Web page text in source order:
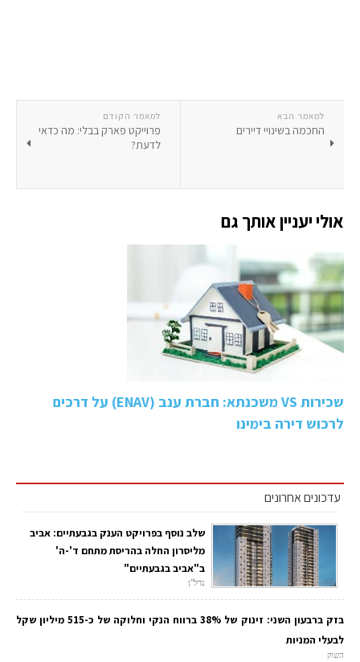
למאמר הקודם
פרוייקט פארק בבלי: מה כדאי
לדעת?
למאמר הבא
החכמה בשינויי דיירים
אולי יעניין אותך גם
שכירות VS משכנתא: חברת ענב (ENAV) על דרכים
לרכוש דירה בימינו
עדכונים אחרונים
שלב נוסף בפרויקט הענק בגבעתיים: אביב
מליסרון החלה בהריסת מתחם ד'-ה'
ב"אביב בגבעתיים"
נדל"ן
בזק ברבעון השני: זינוק של 38% ברווח הנקי וחלוקה של כ-515 מיליון שקל
לבעלי המניות
השוק